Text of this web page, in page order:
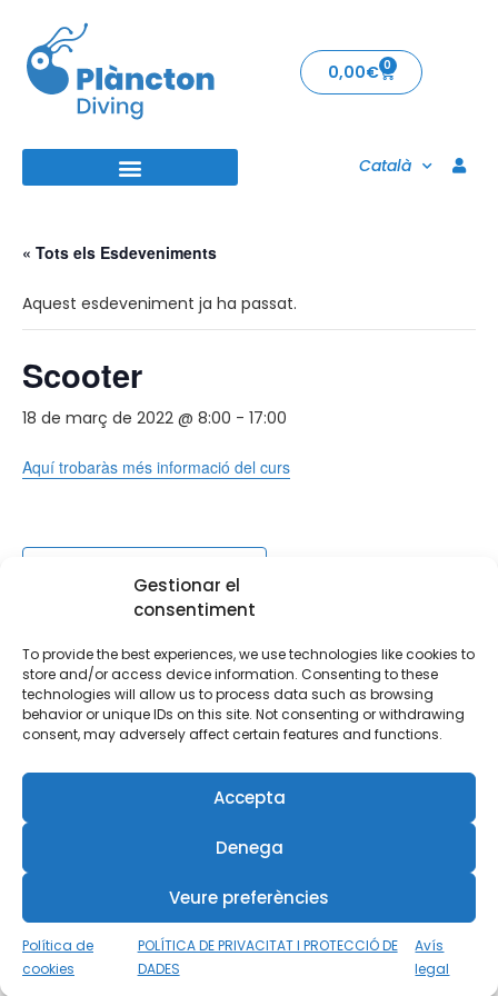
Gestionar el
consentiment
To provide the best experiences, we use technologies like cookies to
store and/or access device information. Consenting to these
technologies will allow us to process data such as browsing
behavior or unique IDs on this site. Not consenting or withdrawing
consent, may adversely affect certain features and functions.
Accepta
Denega
Veure preferències
Política de
cookies
POLÍTICA DE PRIVACITAT I PROTECCIÓ DE
DADES
Avís
legal
0,00€ 0
Català
« Tots els Esdeveniments
Aquest esdeveniment ja ha passat.
Scooter
18 de març de 2022 @ 8:00 - 17:00
Aquí trobaràs més informació del curs
MOSTRA ELS DETALLS
Data:
18 de març de 2022
Categories d'Esdeveniment:
Extended Range SSI